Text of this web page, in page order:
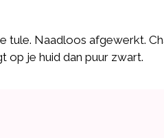
tule. Naadloos afgewerkt.
op je huid dan puur zwart.